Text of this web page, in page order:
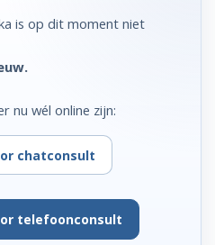
is op dit moment niet
nu wél online zijn:
chatconsult
telefoonconsult